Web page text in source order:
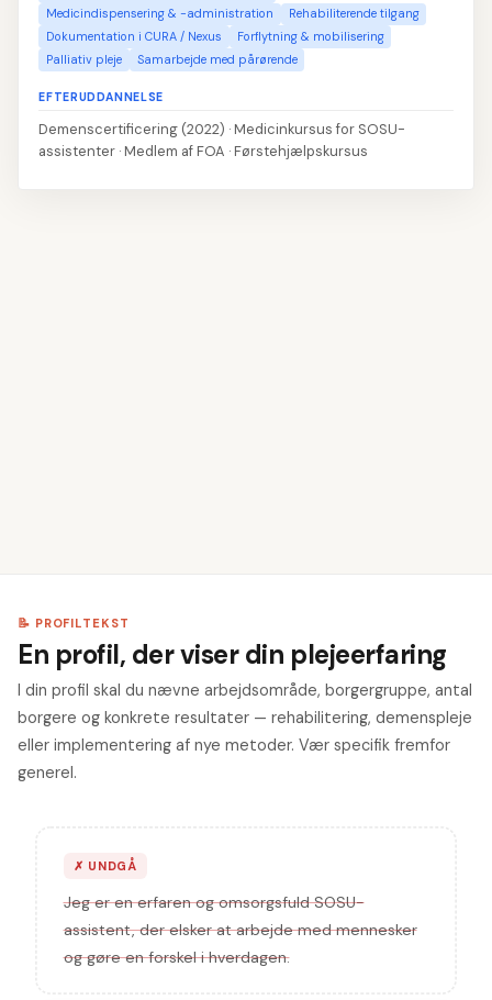
Medicindispensering & -administration
Rehabiliterende tilgang
Dokumentation i CURA / Nexus
Forflytning & mobilisering
Palliativ pleje
Samarbejde med pårørende
EFTERUDDANNELSE
Demenscertificering (2022) · Medicinkursus for SOSU-
assistenter · Medlem af FOA · Førstehjælpskursus
📝 PROFILTEKST
En profil, der viser din plejeerfaring
I din profil skal du nævne arbejdsområde, borgergruppe, antal
borgere og konkrete resultater — rehabilitering, demenspleje
eller implementering af nye metoder. Vær specifik fremfor
generel.
✗ UNDGÅ
Jeg er en erfaren og omsorgsfuld SOSU-
assistent, der elsker at arbejde med mennesker
og gøre en forskel i hverdagen.